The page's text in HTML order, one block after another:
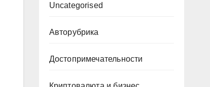
Uncategorised
Авторубрика
Достопримечательности